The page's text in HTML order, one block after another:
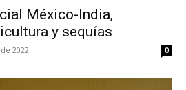
México-India,
y sequías
2022 0